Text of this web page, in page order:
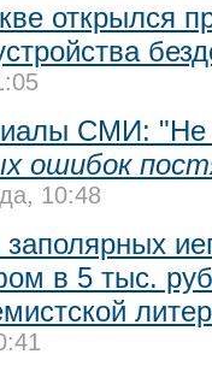
открылся
СМИ: "Не
ошибок
10:48
в 5 тыс.